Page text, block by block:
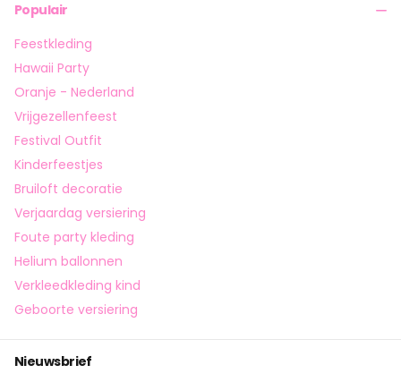
Populair
Feestkleding
Hawaii Party
Oranje - Nederland
Vrijgezellenfeest
Festival Outfit
Kinderfeestjes
Bruiloft decoratie
Verjaardag versiering
Foute party kleding
Helium ballonnen
Verkleedkleding kind
Geboorte versiering
Nieuwsbrief